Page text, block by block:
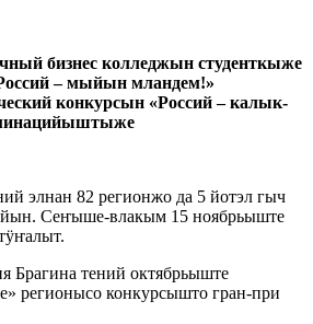
бизнес колледжын студенткыже
– мыйын мландем!»
конкурсын «Россий – калык-
элнан 82 регионжо да 5 йотэл гыч
Сеҥыше-влакым 15 ноябрьыште
Брагина тений октябрьыште
регионысо конкурсышто гран-при